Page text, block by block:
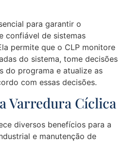
para garantir o
confiável de sistemas
permite que o CLP monitore
do sistema, tome decisões
do programa e atualize as
com essas decisões.
Varredura Cíclica
diversos benefícios para a
e manutenção de